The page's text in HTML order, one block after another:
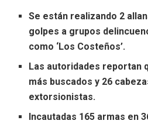
Se están realizando 2
golpes a grupos
como ‘Los Costeños’.
Las autoridades reportan
más buscados y 26
extorsionistas.
Incautadas 165 armas en